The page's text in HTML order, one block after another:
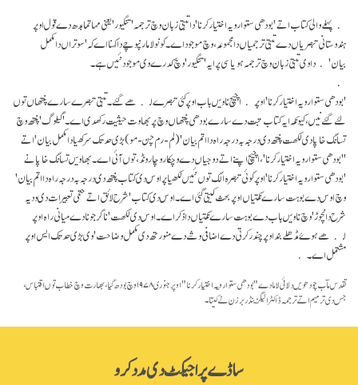
پہلے والی کتاب اتے 'بودھی ستوا رویہ اختیار کرنا' دا تبتی زبان وچ ترجمہ 'تنگیور' یعنی مہاتما بدھ دے قول اوپر
ہندوستانی تبصریاں دے تبتی ترجمیاں دا مجموعہ، وچ موجود اے۔ کونو لاما رنپوچے دا کہنا اے کہ 'سوتراں دا مکمل
بیان' دا وی تبتی زبان وچ ترجمہ ہویا سی پر ایہ 'تنگیور' وچ کدرے وی موجود نئیں ہے۔
'بودھی ستوا رویہ اختیار کرنا' اوپر اچیچ ناویں باب اوپر کئی تبصرے لکھے گئے۔ تبتی تبصرے سارے پنتھاں توں
لئے گئے نیں، کیونکہ ایہ کتاب تبت دے سارے بودھی پنتھاں وچ پربھاوت حیثیت رکھدی اے۔ 'گیلوگ' پنتھ وچ
تسانگ خاپا دی لکھت پنتھ دی درجہ بہ درجہ راہ دا اتم بیان' (لم-رم چن-مو) بڑی حد تک سرکھیا دا مکمل بیان' اتے
''بودھی ستوا رویہ اختیار کرنا'، اچیچ اپنے اتے دوجیاں دے وچکار وچار ونڈ، توں آئی اے۔ بھاویں تسانگ خاپا نے
'بودھی ستوا رویہ اختیار کرنا' اوپر کوئی تبصرہ الگ توں نئیں لکھیا پر اوس دی کتاب پنتھ دی درجہ بہ درجہ راہ دا اتم بیان'
وچ اوس دے بوہت سارے نکتیاں اوپر بحث کیتی گئی اے۔ اوس دی کتاب 'شرح لائق اتے حتمی تعبیرات دی ودیہ
شرح دا نچوڑ' وچ ناویں باب دے بوہت سارے نکتیاں دا ذکر اے۔ اوس دی لکھت 'ناگر جونا دے میانی راہ اوپر
لکھے ہوۓ مڈھلے بند اوپر چندر کرتی دے اضافی وشے دے منورتھ دی مکمل وضاحت' وی بڑی حد تک ایس اوپر
مشتمل اے۔
تقدس مآب چودھویں دلائی لاما دے "بودھی ستوا رویہ اختیار کرنا" اوپر جنوری ۱۹۷۸ وچ بودھ گیا، بھارت وچ خطاب توں اقتباس،
جس دی ترمیم اتے ترجمہ ڈاکٹر الیگزینڈر برزن نے کیتا۔
ساڈے پراجیکٹ دی مدد کرو